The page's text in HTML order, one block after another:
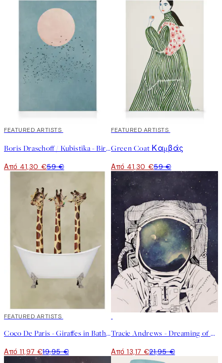
30%*
FEATURED ARTISTS
Boris Draschoff / Kubistika - Birds Fly Away Καμβάς
Από 41,30 €59 €
30%*
FEATURED ARTISTS
Green Coat Καμβάς
Από 41,30 €59 €
40%*
FEATURED ARTISTS
Coco De Paris - Giraffes in Bathtub Poster
Από 11,97 €19,95 €
Tracie Andrews - Dreaming of Space Poster
Από 13,17 €21,95 €